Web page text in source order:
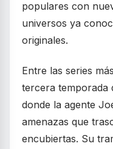
populares con
universos ya
originales.
Entre las series
tercera temporada
donde la agente
amenazas que
encubiertas. Su